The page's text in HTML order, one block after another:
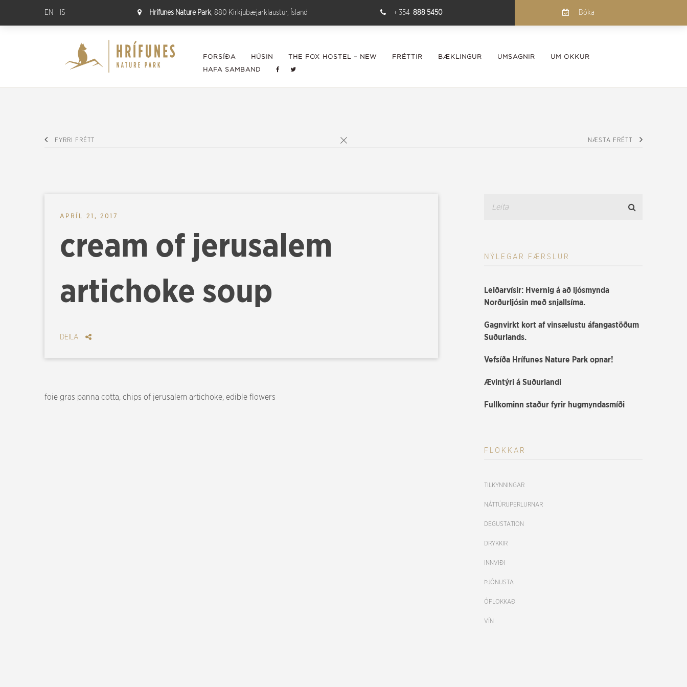
EN IS Hrífunes Nature Park, 880 Kirkjubæjarklaustur, Ísland + 354 888 5450 Bóka
FORSÍÐA HÚSIN THE FOX HOSTEL – NEW FRÉTTIR BÆKLINGUR UMSAGNIR
UM OKKUR
HAFA SAMBAND
FYRRI FRÉTT NÆSTA FRÉTT
APRÍL 21, 2017
cream of jerusalem
artichoke soup
DEILA
foie gras panna cotta, chips of jerusalem artichoke, edible flowers
NÝLEGAR FÆRSLUR
Leiðarvísir: Hvernig á að ljósmynda
Norðurljósin með snjallsíma.
Gagnvirkt kort af vinsælustu áfangastöðum
Suðurlands.
Vefsíða Hrífunes Nature Park opnar!
Ævintýri á Suðurlandi
Fullkominn staður fyrir hugmyndasmíði
FLOKKAR
TILKYNNINGAR
NÁTTÚRUPERLURNAR
DEGUSTATION
DRYKKIR
INNVIÐI
ÞJÓNUSTA
ÓFLOKKAÐ
VÍN